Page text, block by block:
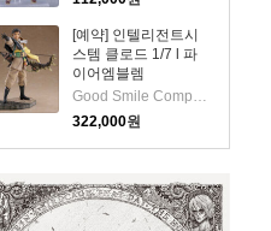
[예약] 인텔리전트시
스템 클로드 1/7 l 파
이어엠블렘
Good Smile Company
322,000원